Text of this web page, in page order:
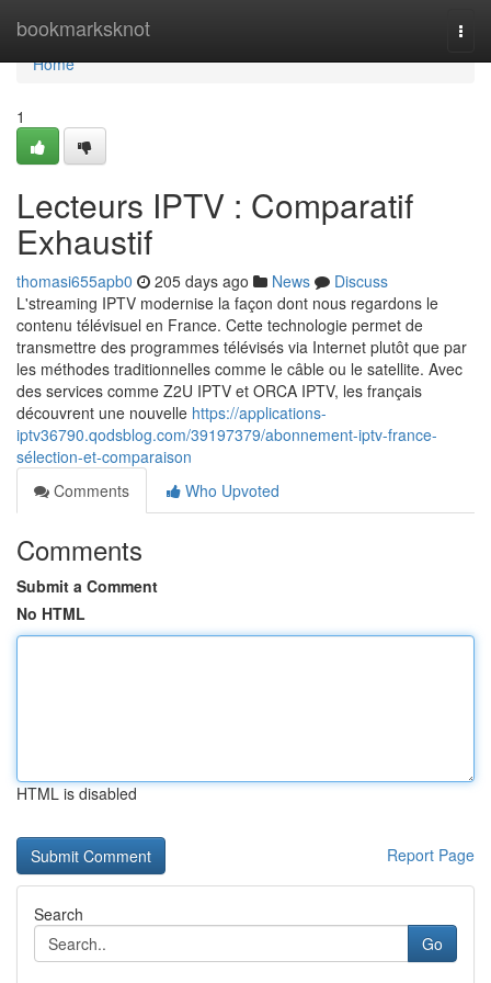
bookmarksknot
Home
Home
1
Lecteurs IPTV : Comparatif
Exhaustif
thomasi655apb0 205 days ago News
Discuss
L'streaming IPTV modernise la façon dont nous regardons le
contenu télévisuel en France. Cette technologie permet de
transmettre des programmes télévisés via Internet plutôt que par
les méthodes traditionnelles comme le câble ou le satellite. Avec
des services comme Z2U IPTV et ORCA IPTV, les français
découvrent une nouvelle https://applications-
iptv36790.qodsblog.com/39197379/abonnement-iptv-france-
sélection-et-comparaison
Comments
Who Upvoted
Comments
Submit a Comment
No HTML
HTML is disabled
Report Page
Search
Go